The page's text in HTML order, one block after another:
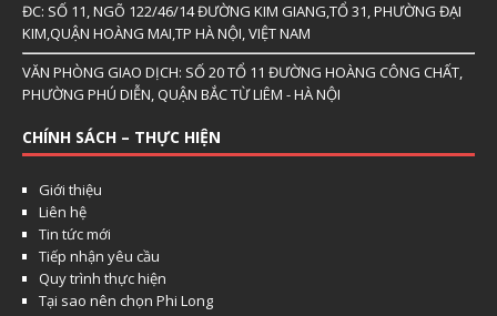
ĐC: SỐ 11, NGÕ 122/46/14 ĐƯỜNG KIM GIANG,TỔ 31, PHƯỜNG ĐẠI
KIM,QUẬN HOÀNG MAI,TP HÀ NỘI, VIỆT NAM
VĂN PHÒNG GIAO DỊCH: SỐ 20 TỔ 11 ĐƯỜNG HOÀNG CÔNG CHẤT,
PHƯỜNG PHÚ DIỄN, QUẬN BẮC TỪ LIÊM - HÀ NỘI
CHÍNH SÁCH – THỰC HIỆN
Giới thiệu
Liên hệ
Tin tức mới
Tiếp nhận yêu cầu
Quy trình thực hiện
Tại sao nên chọn Phi Long